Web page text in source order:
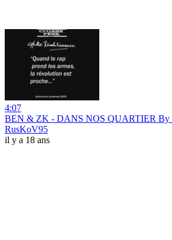
4:07
BEN & ZK - DANS NOS QUARTIER By
RusKoV95
il y a 18 ans